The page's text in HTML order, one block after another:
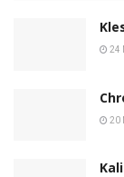
24
20